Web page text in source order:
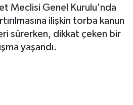
Meclisi Genel Kurulu'nda
ilişkin torba kanun
sürerken, dikkat çeken bir
yaşandı.